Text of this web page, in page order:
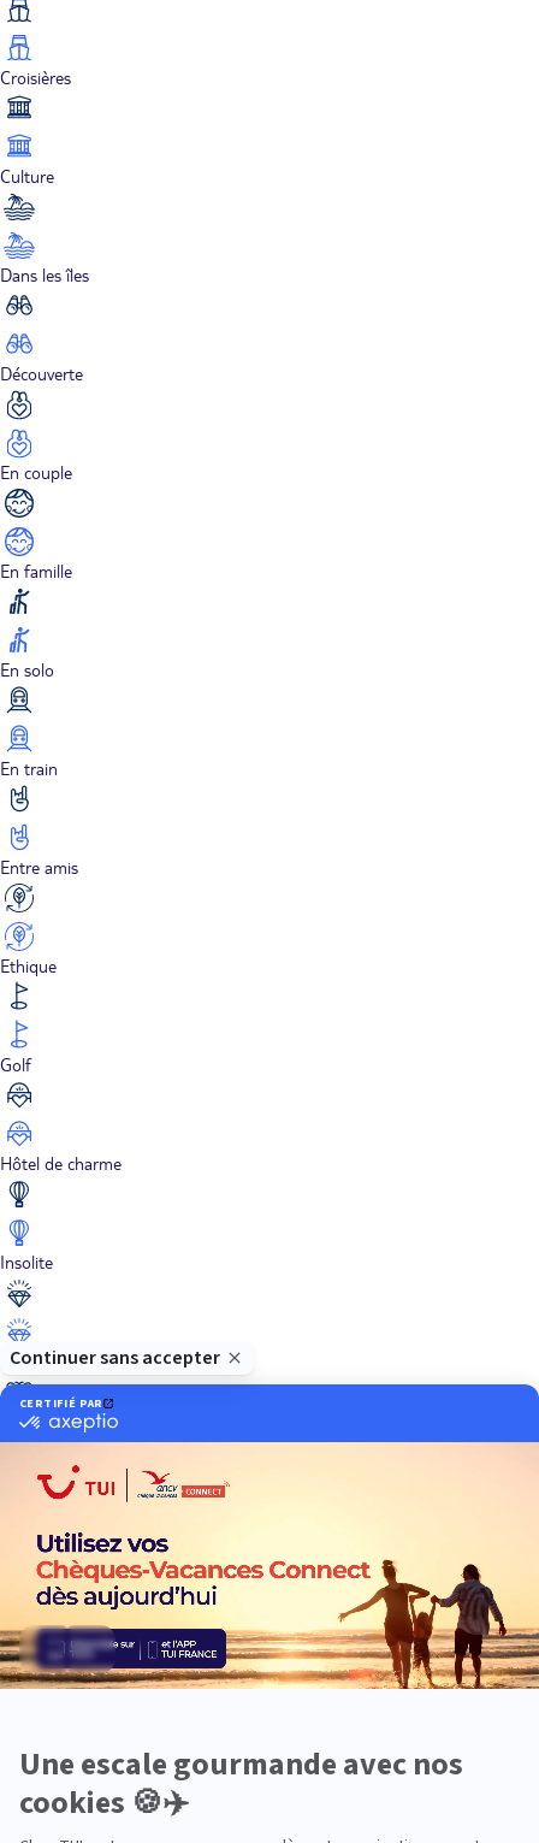
Croisières
Culture
Dans les îles
Découverte
En couple
En famille
En solo
En train
Entre amis
Ethique
Golf
Hôtel de charme
Insolite
Luxe
Neige
Plongée
Premium